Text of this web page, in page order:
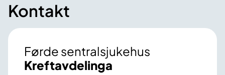
Kontakt
Førde sentralsjukehus
Kreftavdelinga